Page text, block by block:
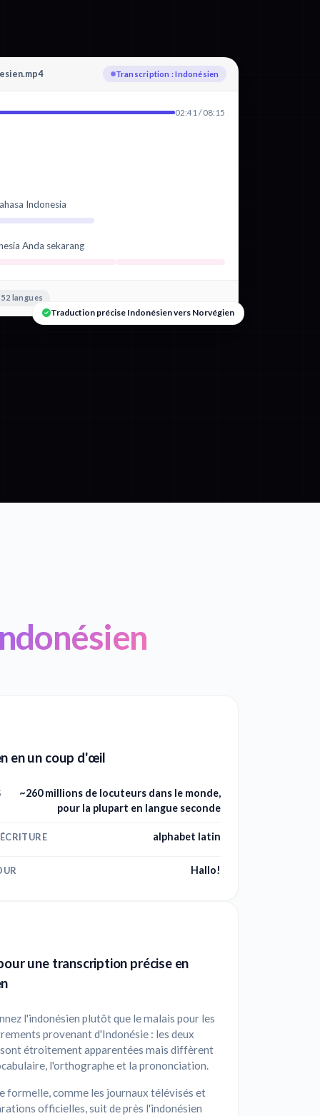
Traduction en Norvégien en cours
02:41 / 08:15
Indonesia
Anda sekarang
langues
Traduction précise Indonésien vers Norvégien
en un coup d'œil
~260 millions de locuteurs dans le monde,
pour la plupart en langue seconde
alphabet latin
Hallo!
une transcription précise en
l'indonésien plutôt que le malais pour les
provenant d'Indonésie : les deux
étroitement apparentées mais diffèrent
l'orthographe et la prononciation.
formelle, comme les journaux télévisés et
officielles, suit de près l'indonésien